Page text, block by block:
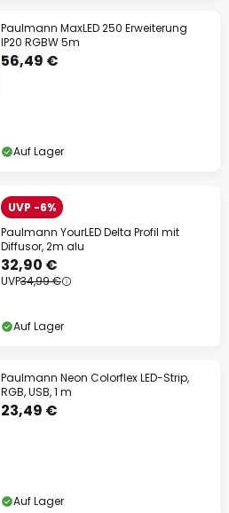
Paulmann MaxLED 250 Erweiterung
IP20 RGBW 5m
56,49 €
Auf Lager
UVP -6%
Paulmann YourLED Delta Profil mit
Diffusor, 2m alu
32,90 €
UVP34,99 €
Auf Lager
Paulmann Neon Colorflex LED-Strip,
RGB, USB, 1 m
23,49 €
Auf Lager